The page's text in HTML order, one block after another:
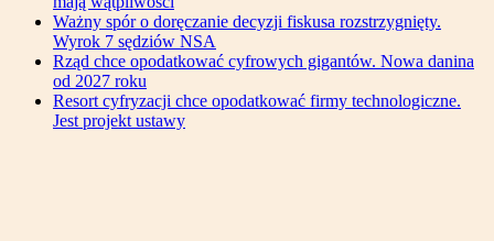
Ważny spór o doręczanie decyzji fiskusa rozstrzygnięty.
Wyrok 7 sędziów NSA
Rząd chce opodatkować cyfrowych gigantów. Nowa danina
od 2027 roku
Resort cyfryzacji chce opodatkować firmy technologiczne.
Jest projekt ustawy